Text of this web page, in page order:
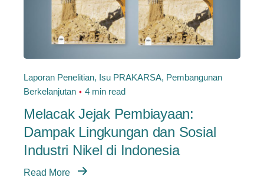
Laporan Penelitian Isu PRAKARSA Pembangunan
Berkelanjutan
4 min read
Melacak Jejak Pembiayaan:
Dampak Lingkungan dan Sosial
Industri Nikel di Indonesia
Read More